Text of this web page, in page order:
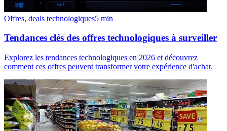
Offres, deals technologiques5 min
Tendances clés des offres technologiques à surveiller
Explorez les tendances technologiques en 2026 et découvrez
comment ces offres peuvent transformer votre expérience d'achat.